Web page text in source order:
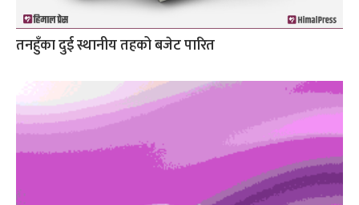
तनहुँका दुई स्थानीय तहको बजेट पारित